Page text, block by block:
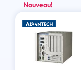
Nouveau!